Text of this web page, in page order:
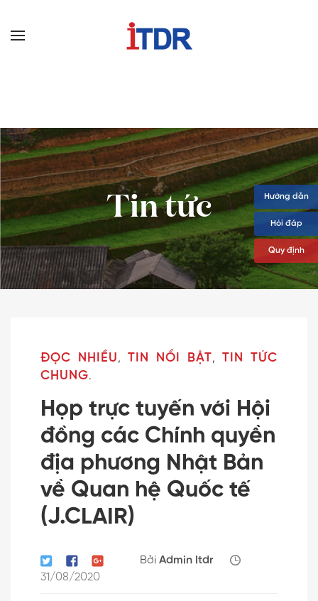
Hướng dẫn
Hỏi đáp
Quy định
Tin tức
ĐỌC NHIỀU, TIN NỔI BẬT, TIN TỨC
CHUNG.
Họp trực tuyến với Hội
đồng các Chính quyền
địa phương Nhật Bản
về Quan hệ Quốc tế
(J.CLAIR)
Bởi Admin Itdr
31/08/2020